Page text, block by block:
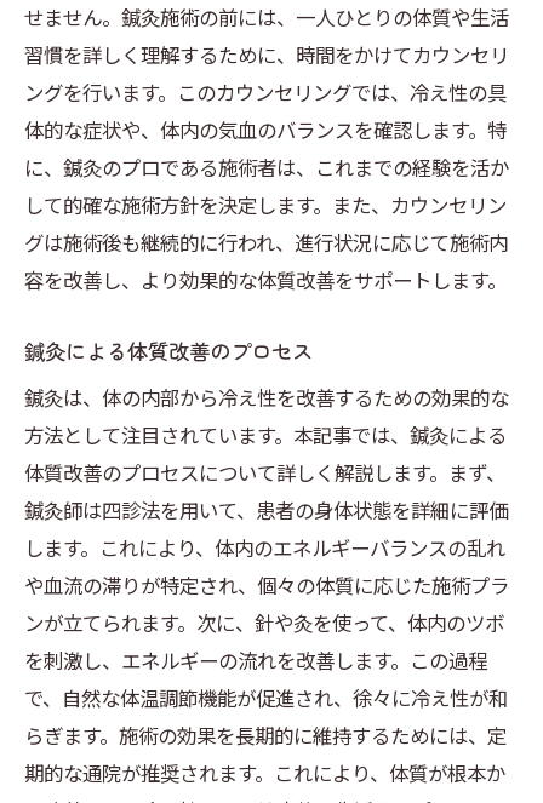
せません。鍼灸施術の前には、一人ひとりの体質や生活
習慣を詳しく理解するために、時間をかけてカウンセリ
ングを行います。このカウンセリングでは、冷え性の具
体的な症状や、体内の気血のバランスを確認します。特
に、鍼灸のプロである施術者は、これまでの経験を活か
して的確な施術方針を決定します。また、カウンセリン
グは施術後も継続的に行われ、進行状況に応じて施術内
容を改善し、より効果的な体質改善をサポートします。
鍼灸による体質改善のプロセス
鍼灸は、体の内部から冷え性を改善するための効果的な
方法として注目されています。本記事では、鍼灸による
体質改善のプロセスについて詳しく解説します。まず、
鍼灸師は四診法を用いて、患者の身体状態を詳細に評価
します。これにより、体内のエネルギーバランスの乱れ
や血流の滞りが特定され、個々の体質に応じた施術プラ
ンが立てられます。次に、針や灸を使って、体内のツボ
を刺激し、エネルギーの流れを改善します。この過程
で、自然な体温調節機能が促進され、徐々に冷え性が和
らぎます。施術の効果を長期的に維持するためには、定
期的な通院が推奨されます。これにより、体質が根本か